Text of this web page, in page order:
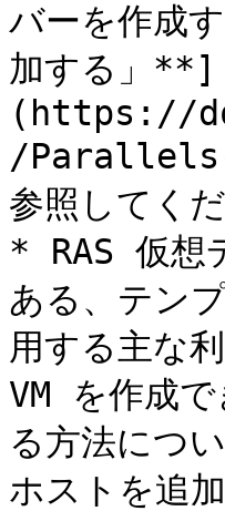
バーを作成
加する」**]
(https://
/Parallels-
参照してくだ
* RAS 仮想
ある、テン
用する主な
VM を作成
る方法につ
ホストを追